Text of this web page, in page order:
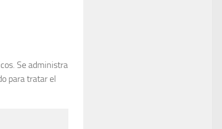
Se administra
para tratar el